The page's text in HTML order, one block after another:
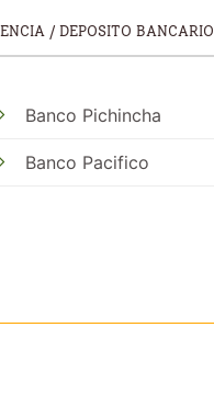
/ DEPOSITO BANCARIO
Banco Pichincha
Banco Pacifico